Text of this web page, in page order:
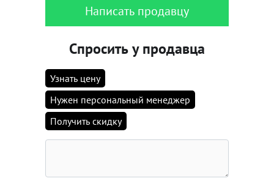
Написать продавцу
Спросить у продавца
Узнать цену
Нужен персональный менеджер
Получить скидку